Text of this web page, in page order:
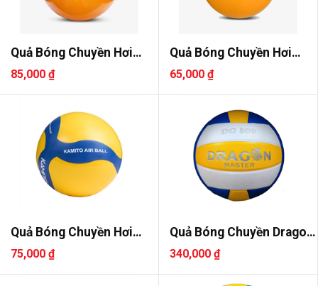
Quả Bóng Chuyền Hơi
Jatan 30..
85,000 ₫
Quả Bóng Chuyền Hơi
Jatan 20..
65,000 ₫
Quả Bóng Chuyền Hơi
Kamito A..
75,000 ₫
Quả Bóng Chuyền Dragon
DG300
340,000 ₫